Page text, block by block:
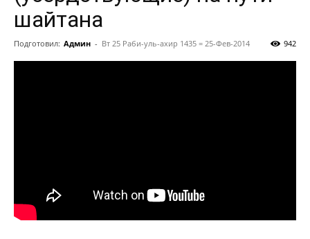
шайтана
Подготовил: Админ - Вт 25 Раби-уль-ахир 1435 = 25-Фев-2014 942